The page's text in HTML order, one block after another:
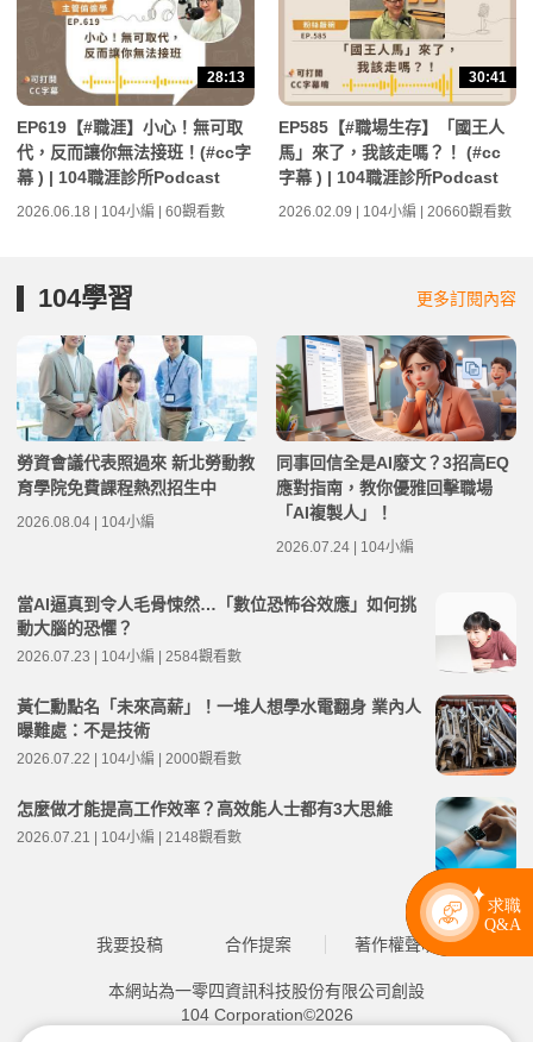
28:13
EP619【#職涯】小心！無可取
代，反而讓你無法接班！(#cc字
幕 ) | 104職涯診所Podcast
2026.06.18 | 104小編 | 60觀看數
30:41
EP585【#職場生存】「國王人
馬」來了，我該走嗎？！ (#cc
字幕 ) | 104職涯診所Podcast
2026.02.09 | 104小編 | 20660觀看數
104學習 更多訂閱內容
勞資會議代表照過來 新北勞動教
育學院免費課程熱烈招生中
2026.08.04 | 104小編
同事回信全是AI廢文？3招高EQ
應對指南，教你優雅回擊職場
「AI複製人」！
2026.07.24 | 104小編
當AI逼真到令人毛骨悚然…「數位恐怖谷效應」如何挑
動大腦的恐懼？
2026.07.23 | 104小編 | 2584觀看數
黃仁勳點名「未來高薪」！一堆人想學水電翻身 業內人
曝難處：不是技術
2026.07.22 | 104小編 | 2000觀看數
怎麼做才能提高工作效率？高效能人士都有3大思維
2026.07.21 | 104小編 | 2148觀看數
我要投稿 合作提案 著作權聲明
本網站為一零四資訊科技股份有限公司創設
104 Corporation©2026